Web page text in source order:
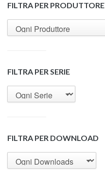
FILTRA PER PRODUTTORE
FILTRA PER SERIE
FILTRA PER DOWNLOAD